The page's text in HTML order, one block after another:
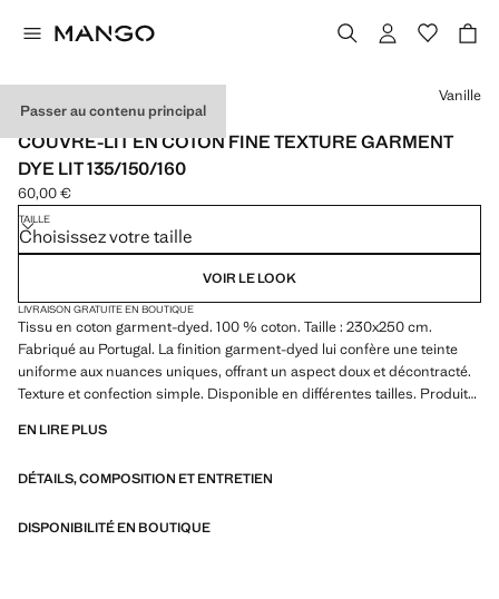
Passer au contenu principal
MADE IN PORTUGAL
COUVRE-LIT EN COTON FINE TEXTURE GARMENT
DYE LIT 135/150/160
Prix actuel [60,00 € ]
60,00 €
Choisissez une couleur
Vanille
TAILLE
Choisissez votre taille
VOIR LE LOOK
LIVRAISON GRATUITE EN BOUTIQUE
Tissu en coton garment-dyed. 100 % coton. Taille : 230x250 cm.
Fabriqué au Portugal. La finition garment-dyed lui confère une teinte
uniforme aux nuances uniques, offrant un aspect doux et décontracté.
Texture et confection simple. Disponible en différentes tailles. Produit
EN LIRE PLUS
DÉTAILS, COMPOSITION ET ENTRETIEN
DISPONIBILITÉ EN BOUTIQUE